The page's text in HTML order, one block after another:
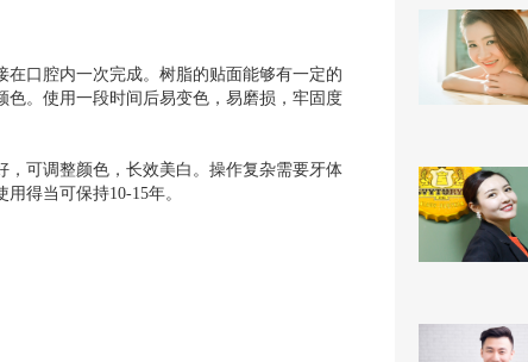
口腔内一次完成。树脂的贴面能够有一定的
。使用一段时间后易变色，易磨损，牢固度
可调整颜色，长效美白。操作复杂需要牙体
得当可保持10-15年。